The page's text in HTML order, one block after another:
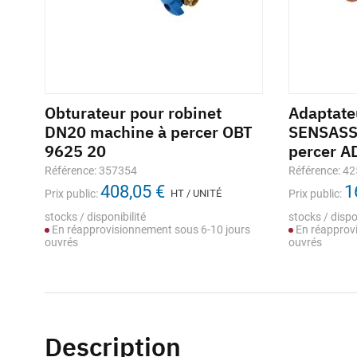
Obturateur pour robinet
DN20 machine à percer OBT
9625 20
Référence: 357354
Prix public:408,05 € HT / UNITÉ
stocks / disponibilité
En réapprovisionnement sous 6-10 jours
ouvrés
percer
Référence:
Prix public:
stocks /
En
ouvrés
Joint compteur DELTA
WATER BLUE bleu avec ACS
Référence: M021668
Prix public:1,13 €
Stock selon déclinaison
tube
Prix
stocks
En
Description